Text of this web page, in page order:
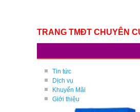
TRANG TMĐT CHUYÊN
Tin tức
Dịch vụ
Khuyến Mãi
Giới thiệu